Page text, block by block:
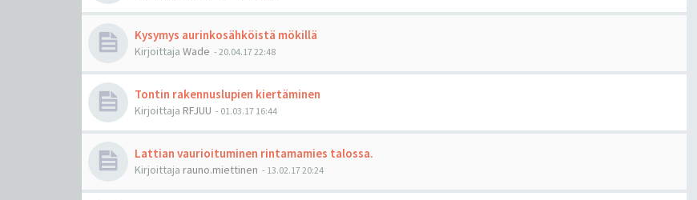
Kysymys aurinkosähköistä mökillä
Kirjoittaja Wade - 20.04.17 22:48
Tontin rakennuslupien kiertäminen
Kirjoittaja RFJUU - 01.03.17 16:44
Lattian vaurioituminen rintamamies talossa.
Kirjoittaja rauno.miettinen - 13.02.17 20:24